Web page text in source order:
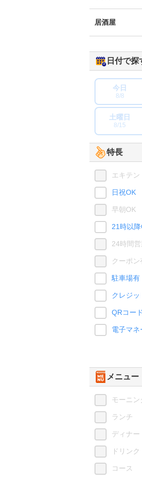
居酒屋
日付で探
今日
8/8
土曜日
8/15
特長
エキテ
日祝OK
早朝OK
21時以
24時間営
クーポン
駐車場有
クレジ
QRコー
電子マ
メニュー
モーニン
ランチ
ディナー
ドリンク
コース